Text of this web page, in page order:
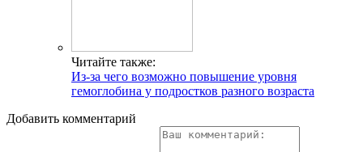
Читайте также:
Из-за чего возможно повышение уровня
гемоглобина у подростков разного возраста
Добавить комментарий